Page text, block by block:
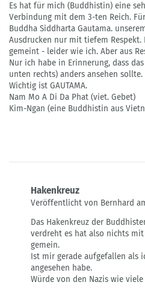
Es hat für mich (Buddhistin) eine
Verbindung mit dem 3-ten Reich.
Buddha Siddharta Gautama.
Ausdrucken nur mit tiefem Respekt.
gemeint - leider wie ich. Aber aus
Nur ich habe in Erinnerung, dass
unten rechts) anders ansehen
Wichtig ist GAUTAMA.
Nam Mo A Di Da Phat (viet. Gebet)
Kim-Ngan (eine Buddhistin aus
Hakenkreuz
Veröffentlicht von Bernhard
auf
das
Hakenkreuz
von
Kim-
Ngan
Das Hakenkreuz der
verdreht es hat also nichts
gemein.
Ist mir gerade aufgefallen als
angesehen habe.
Würde von den Nazis wie